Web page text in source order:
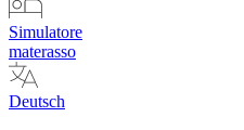
Simulatore
materasso
Deutsch